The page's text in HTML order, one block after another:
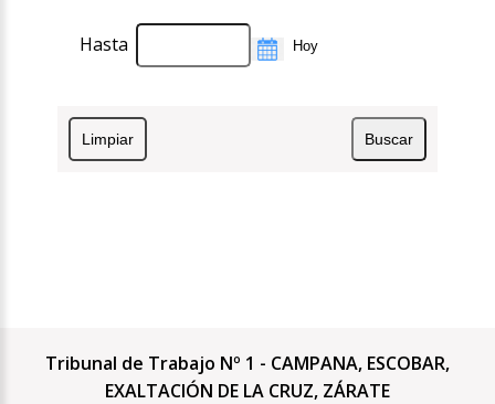
Hasta
Tribunal de Trabajo Nº 1 - CAMPANA, ESCOBAR,
EXALTACIÓN DE LA CRUZ, ZÁRATE